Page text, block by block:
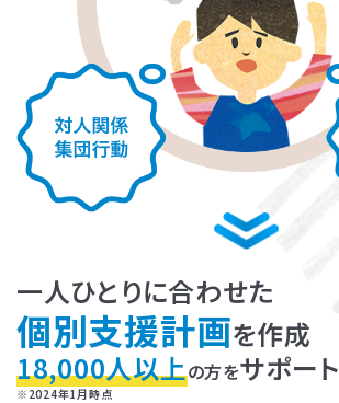
LITALICO研究所
一人ひとりに合わせた
個別支援計画を作成
18,000人以上の方をサポート
※2024年1月時点